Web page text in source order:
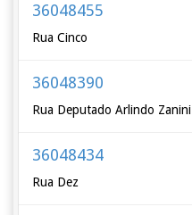
36048455
Rua Cinco
36048390
Rua Deputado Arlindo Zanini
36048434
Rua Dez